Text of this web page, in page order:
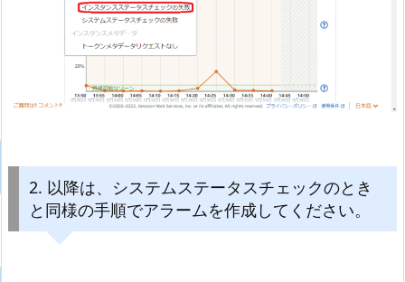
2. 以降は、システムステータスチェックのとき
と同様の手順でアラームを作成してください。